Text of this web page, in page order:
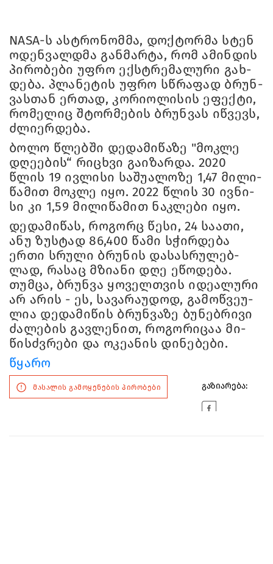
NASA-ს ას­ტრო­ნომ­მა, დოქ­ტორ­მა სტენ
ოდენ­ვალდმა გან­მარ­ტა, რომ ამინ­დის
პი­რო­ბე­ბი უფრო ექ­სტრე­მა­ლუ­რი გახ­
დე­ბა. პლა­ნე­ტის უფრო სწრა­ფად ბრუნ­
ვას­თან ერ­თად, კო­რი­ო­ლი­სის ეფექ­ტი,
რო­მე­ლიც შტორ­მე­ბის ბრუნ­ვას იწ­ვევს,
ძლი­ერ­დე­ბა.
ბოლო წლებ­ში დე­და­მი­წა­ზე "მოკ­ლე
დღე­ე­ბის“ რი­ცხვი გა­ი­ზარ­და. 2020
წლის 19 ივ­ლი­სი სა­შუ­ა­ლო­ზე 1,47 მი­ლი­
წა­მით მოკ­ლე იყო. 2022 წლის 30 ივ­ნი­
სი კი 1,59 მი­ლი­წა­მით ნაკ­ლე­ბი იყო.
დე­და­მი­წას, რო­გორც წესი, 24 სა­ა­თი,
ანუ ზუს­ტად 86,400 წამი სჭირ­დე­ბა
ერთი სრუ­ლი ბრუ­ნის და­სას­რუ­ლებ­
ლად, რა­საც მზი­ა­ნი დღე ეწო­დე­ბა.
თუმ­ცა, ბრუნ­ვა ყო­ველ­თვის იდე­ა­ლუ­რი
არ არის - ეს, სა­ვა­რა­უ­დოდ, გა­მოწ­ვე­უ­
ლია დე­და­მი­წის ბრუნ­ვა­ზე ბუ­ნებ­რი­ვი
ძა­ლე­ბის გავ­ლე­ნით, რო­გო­რი­ცაა მი­
წისძვრე­ბი და ოკე­ა­ნის დი­ნე­ბე­ბი.
წყა­რო
მასალის გამოყენების პირობები გაზიარება: